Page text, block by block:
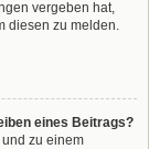
vergeben hat,
diesen zu melden.
eines Beitrags?
zu einem